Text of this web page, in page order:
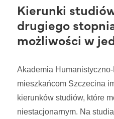
Kierunki
drugiego
możliwości w
Akademia
mieszkańcom Szczecina
kierunków studiów, które
niestacjonarnym. Na